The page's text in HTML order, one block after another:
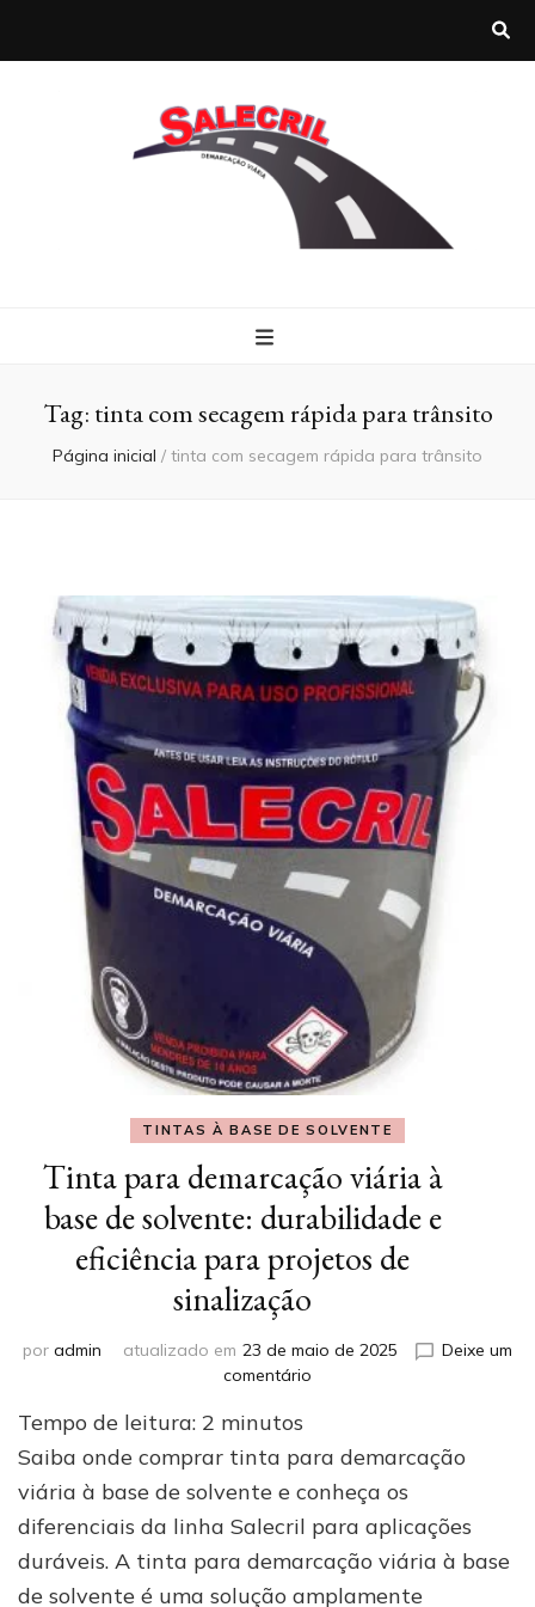
Tag: tinta com secagem rápida para trânsito
Página inicial / tinta com secagem rápida para trânsito
TINTAS À BASE DE SOLVENTE
Tinta para demarcação viária à
base de solvente: durabilidade e
eficiência para projetos de
sinalização
por admin atualizado em 23 de maio de 2025
Deixe um
comentário
demarcação
à
base
solvente:
durabilidade
Tempo de leitura: 2 minutos
Saiba onde comprar tinta para demarcação
viária à base de solvente e conheça os
diferenciais da linha Salecril para aplicações
duráveis. A tinta para demarcação viária à base
de solvente é uma solução amplamente